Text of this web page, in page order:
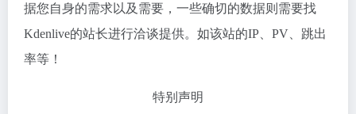
据您自身的需求以及需要，一些确切的数据则需要找
Kdenlive的站长进行洽谈提供。如该站的IP、PV、跳出
率等！
特别声明